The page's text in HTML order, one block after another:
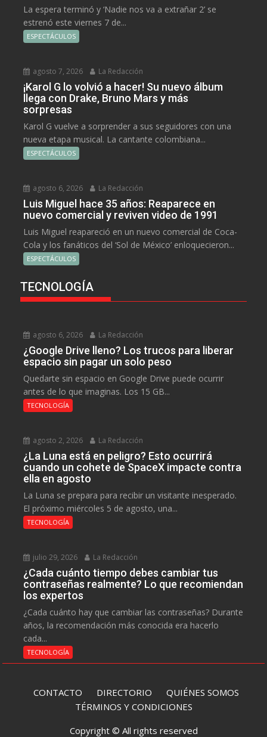
La espera terminó y ‘Nadie nos va a extrañar 2’ se
estrenó este viernes 7 de...
ESPECTÁCULOS
agosto 7, 2026 La Redacción
¡Karol G lo volvió a hacer! Su nuevo álbum
llega con Drake, Bruno Mars y más
sorpresas
Karol G vuelve a sorprender a sus seguidores con una
nueva etapa musical. La cantante colombiana...
ESPECTÁCULOS
agosto 6, 2026 La Redacción
Luis Miguel hace 35 años: Reaparece en
nuevo comercial y reviven video de 1991
Luis Miguel reapareció en un nuevo comercial de Coca-
Cola y los fanáticos del ‘Sol de México’ enloquecieron...
ESPECTÁCULOS
TECNOLOGÍA
agosto 6, 2026 La Redacción
¿Google Drive lleno? Los trucos para liberar
espacio sin pagar un solo peso
Quedarte sin espacio en Google Drive puede ocurrir
antes de lo que imaginas. Los 15 GB...
TECNOLOGÍA
agosto 2, 2026 La Redacción
¿La Luna está en peligro? Esto ocurrirá
cuando un cohete de SpaceX impacte contra
ella en agosto
La Luna se prepara para recibir un visitante inesperado.
El próximo miércoles 5 de agosto, una...
TECNOLOGÍA
julio 29, 2026 La Redacción
¿Cada cuánto tiempo debes cambiar tus
contraseñas realmente? Lo que recomiendan
los expertos
¿Cada cuánto hay que cambiar las contraseñas? Durante
años, la recomendación más conocida era hacerlo
cada...
TECNOLOGÍA
CONTACTO DIRECTORIO QUIÉNES SOMOS
TÉRMINOS Y CONDICIONES
Copyright © All rights reserved